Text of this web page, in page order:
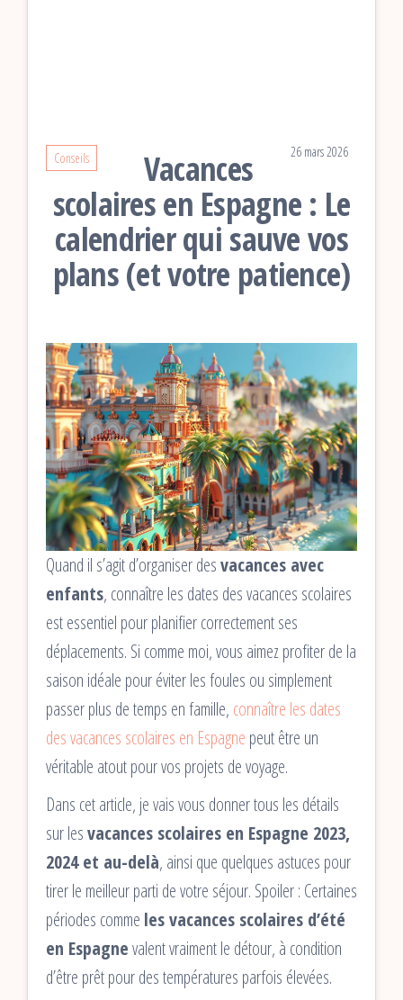
Conseils 26 mars 2026
Vacances
scolaires en Espagne : Le
calendrier qui sauve vos
plans (et votre patience)
Quand il s’agit d’organiser desvacances avec
enfants, connaître les dates des vacances scolaires
est essentiel pour planifier correctement ses
déplacements. Si comme moi, vous aimez profiter de la
saison idéale pour éviter les foules ou simplement
passer plus de temps en famille, connaître les dates
des vacances scolaires en Espagne peut être un
véritable atout pour vos projets de voyage.
Dans cet article, je vais vous donner tous les détails
sur lesvacances scolaires en Espagne 2023,
2024 et au-delà, ainsi que quelques astuces pour
tirer le meilleur parti de votre séjour. Spoiler : Certaines
périodes comme les vacances scolaires d’été
en Espagnevalent vraiment le détour, à condition
d’être prêt pour des températures parfois élevées.